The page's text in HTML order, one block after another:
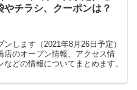
やチラシ、クーポンは？
します（2021年8月26日予定）
店のオープン情報、アクセス情
どの情報についてまとめます。